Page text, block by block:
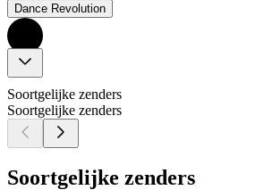
Dance Revolution
Soortgelijke zenders
Soortgelijke zenders
Soortgelijke zenders